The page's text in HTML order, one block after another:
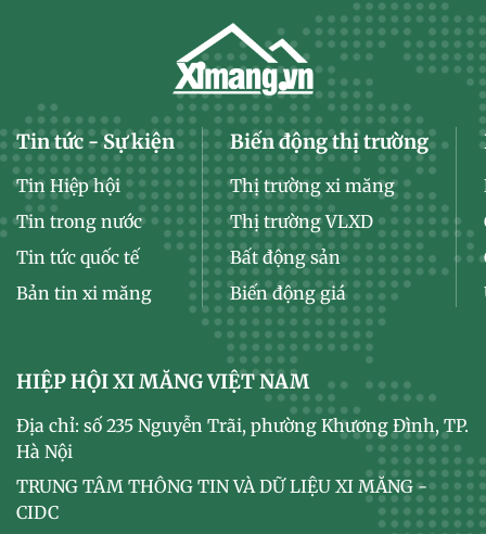
Tin tức - Sự kiện
Tin Hiệp hội
Tin trong nước
Tin tức quốc tế
Bản tin xi măng
Biến động thị trường
Thị trường xi măng
Thị trường VLXD
Bất động sản
Biến động giá
HIỆP HỘI XI MĂNG VIỆT NAM
Địa chỉ: số 235 Nguyễn Trãi, phường Khương Đình, TP.
Hà Nội
TRUNG TÂM THÔNG TIN VÀ DỮ LIỆU XI MĂNG -
CIDC